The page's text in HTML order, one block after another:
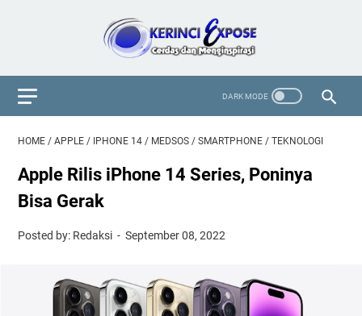
HOME / APPLE / IPHONE 14 / MEDSOS / SMARTPHONE / TEKNOLOGI
Apple Rilis iPhone 14 Series, Poninya
Bisa Gerak
Posted by: Redaksi September 08, 2022